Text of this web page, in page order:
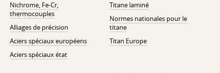
Nichrome, Fe-Cr,
thermocouples
Alliages de précision
Aciers spéciaux européens
Aciers spéciaux état
Titane laminé
Normes nationales pour le
titane
Titan Europe